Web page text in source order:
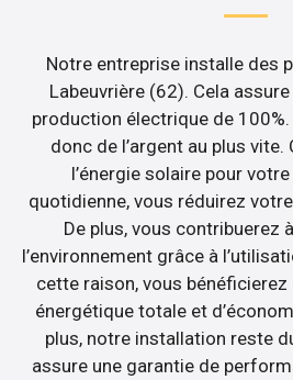
Notre entreprise installe des
Labeuvrière (62). Cela
production électrique de
donc de l’argent au plus
l’énergie solaire pour
quotidienne, vous réduirez
De plus, vous contribuerez
l’environnement grâce à
cette raison, vous bénéficierez
énergétique totale et
plus, notre installation reste
assure une garantie de